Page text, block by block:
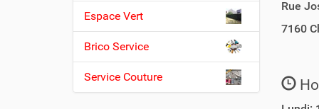
Rue
7160
n
Espace Vert
Brico Service
Service Couture